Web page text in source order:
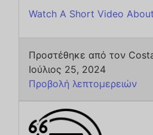
Watch A Short Video
Προστέθηκε από τον
Ιούλιος 25, 2024
Προβολή λεπτομερειών